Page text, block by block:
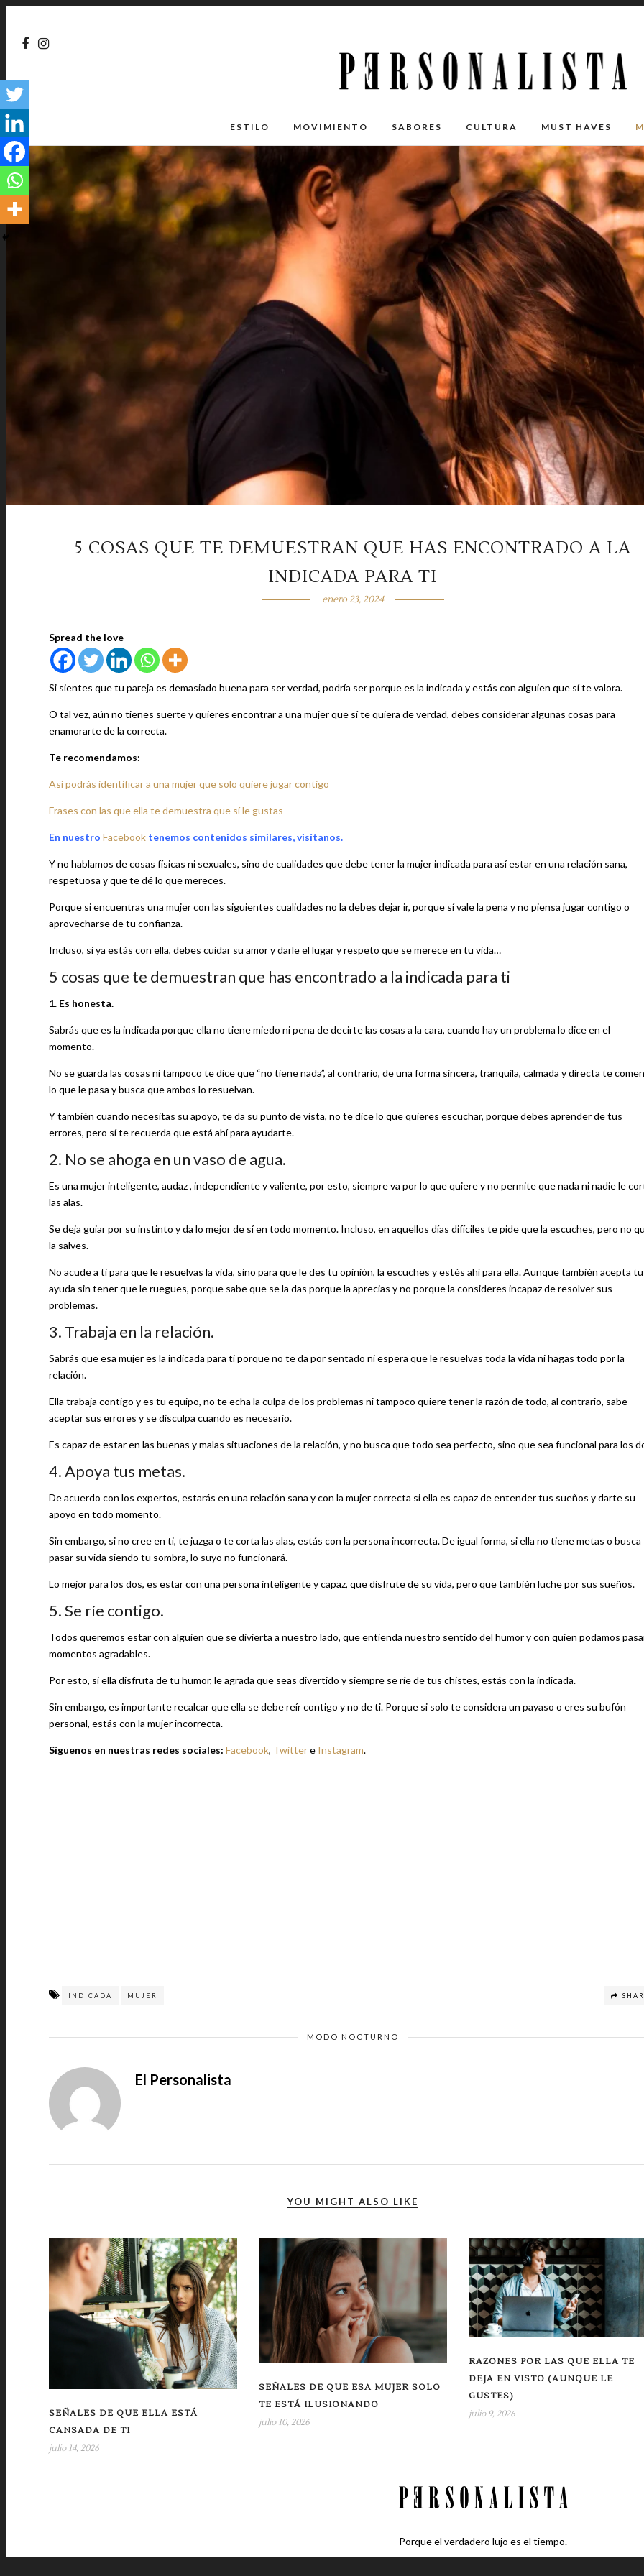
ESTILO MOVIMIENTO SABORES CULTURA MUST HAVES
5 COSAS QUE TE DEMUESTRAN QUE HAS ENCONTRADO A LA
INDICADA PARA TI
enero 23, 2024
Spread the love
Si sientes que tu pareja es demasiado buena para ser verdad, podría ser porque es la indicada y estás con alguien que sí te valora.
O tal vez, aún no tienes suerte y quieres encontrar a una mujer que sí te quiera de verdad, debes considerar algunas cosas para
enamorarte de la correcta.
Te recomendamos:
Así podrás identificar a una mujer que solo quiere jugar contigo
Frases con las que ella te demuestra que sí le gustas
En nuestro Facebook tenemos contenidos similares, visítanos.
Y no hablamos de cosas físicas ni sexuales, sino de cualidades que debe tener la mujer indicada para así estar en una relación sana,
respetuosa y que te dé lo que mereces.
Porque si encuentras una mujer con las siguientes cualidades no la debes dejar ir, porque sí vale la pena y no piensa jugar contigo o
aprovecharse de tu confianza.
Incluso, si ya estás con ella, debes cuidar su amor y darle el lugar y respeto que se merece en tu vida…
5 cosas que te demuestran que has encontrado a la indicada para ti
1. Es honesta.
Sabrás que es la indicada porque ella no tiene miedo ni pena de decirte las cosas a la cara, cuando hay un problema lo dice en el
momento.
No se guarda las cosas ni tampoco te dice que “no tiene nada”, al contrario, de una forma sincera, tranquila, calmada y directa te
lo que le pasa y busca que ambos lo resuelvan.
Y también cuando necesitas su apoyo, te da su punto de vista, no te dice lo que quieres escuchar, porque debes aprender de tus
errores, pero sí te recuerda que está ahí para ayudarte.
2. No se ahoga en un vaso de agua.
Es una mujer inteligente, audaz , independiente y valiente, por esto, siempre va por lo que quiere y no permite que nada ni nadie le
las alas.
Se deja guiar por su instinto y da lo mejor de sí en todo momento. Incluso, en aquellos días difíciles te pide que la escuches, pero no
la salves.
No acude a ti para que le resuelvas la vida, sino para que le des tu opinión, la escuches y estés ahí para ella. Aunque también acepta tu
ayuda sin tener que le ruegues, porque sabe que se la das porque la aprecias y no porque la consideres incapaz de resolver sus
problemas.
3. Trabaja en la relación.
Sabrás que esa mujer es la indicada para ti porque no te da por sentado ni espera que le resuelvas toda la vida ni hagas todo por la
relación.
Ella trabaja contigo y es tu equipo, no te echa la culpa de los problemas ni tampoco quiere tener la razón de todo, al contrario, sabe
aceptar sus errores y se disculpa cuando es necesario.
Es capaz de estar en las buenas y malas situaciones de la relación, y no busca que todo sea perfecto, sino que sea funcional para los
4. Apoya tus metas.
De acuerdo con los expertos, estarás en una relación sana y con la mujer correcta si ella es capaz de entender tus sueños y darte su
apoyo en todo momento.
Sin embargo, si no cree en ti, te juzga o te corta las alas, estás con la persona incorrecta. De igual forma, si ella no tiene metas o busca
pasar su vida siendo tu sombra, lo suyo no funcionará.
Lo mejor para los dos, es estar con una persona inteligente y capaz, que disfrute de su vida, pero que también luche por sus sueños.
5. Se ríe contigo.
Todos queremos estar con alguien que se divierta a nuestro lado, que entienda nuestro sentido del humor y con quien podamos
momentos agradables.
Por esto, si ella disfruta de tu humor, le agrada que seas divertido y siempre se ríe de tus chistes, estás con la indicada.
Sin embargo, es importante recalcar que ella se debe reír contigo y no de ti. Porque si solo te considera un payaso o eres su bufón
personal, estás con la mujer incorrecta.
Síguenos en nuestras redes sociales: Facebook, Twittere Instagram.
INDICADA MUJER
MODO NOCTURNO
El Personalista
YOU MIGHT ALSO LIKE
SEÑALES DE QUE ELLA ESTÁ
CANSADA DE TI
julio 14, 2026
SEÑALES DE QUE ESA MUJER SOLO
TE ESTÁ ILUSIONANDO
julio 10, 2026
RAZONES POR LAS QUE ELLA TE
DEJA EN VISTO (AUNQUE LE
GUSTES)
julio 9, 2026
Porque el verdadero lujo es el tiempo.